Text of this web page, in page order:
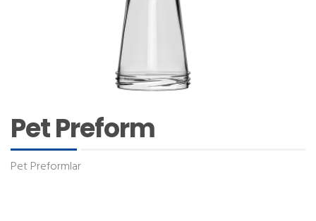
Pet Preform
Pet Preformlar